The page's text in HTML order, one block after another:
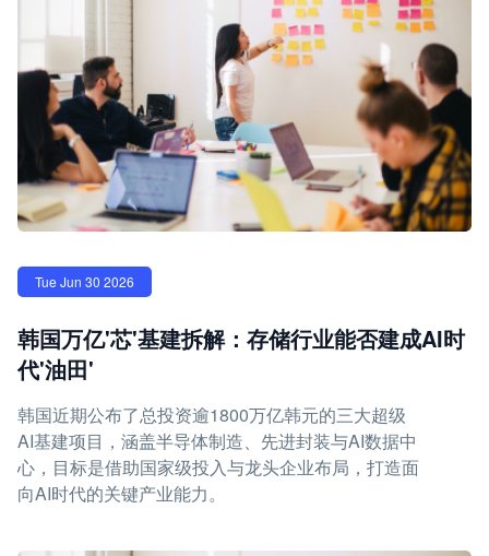
Tue Jun 30 2026
韩国万亿'芯'基建拆解：存储行业能否建成AI时
代'油田'
韩国近期公布了总投资逾1800万亿韩元的三大超级
AI基建项目，涵盖半导体制造、先进封装与AI数据中
心，目标是借助国家级投入与龙头企业布局，打造面
向AI时代的关键产业能力。